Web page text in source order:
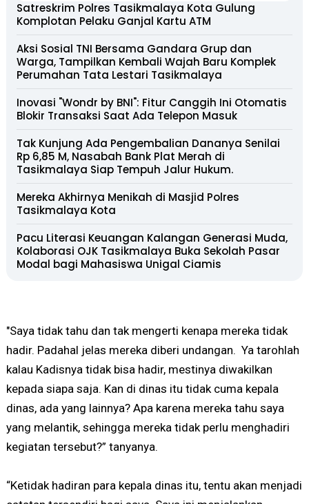
Satreskrim Polres Tasikmalaya Kota Gulung
Komplotan Pelaku Ganjal Kartu ATM
Aksi Sosial TNI Bersama Gandara Grup dan
Warga, Tampilkan Kembali Wajah Baru Komplek
Perumahan Tata Lestari Tasikmalaya
Inovasi "Wondr by BNI": Fitur Canggih Ini Otomatis
Blokir Transaksi Saat Ada Telepon Masuk
Tak Kunjung Ada Pengembalian Dananya Senilai
Rp 6,85 M, Nasabah Bank Plat Merah di
Tasikmalaya Siap Tempuh Jalur Hukum.
Mereka Akhirnya Menikah di Masjid Polres
Tasikmalaya Kota
Pacu Literasi Keuangan Kalangan Generasi Muda,
Kolaborasi OJK Tasikmalaya Buka Sekolah Pasar
Modal bagi Mahasiswa Unigal Ciamis
"Saya tidak tahu dan tak mengerti kenapa mereka tidak
hadir. Padahal jelas mereka diberi undangan. Ya tarohlah
kalau Kadisnya tidak bisa hadir, mestinya diwakilkan
kepada siapa saja. Kan di dinas itu tidak cuma kepala
dinas, ada yang lainnya? Apa karena mereka tahu saya
yang melantik, sehingga mereka tidak perlu menghadiri
kegiatan tersebut?” tanyanya.
“Ketidak hadiran para kepala dinas itu, tentu akan menjadi